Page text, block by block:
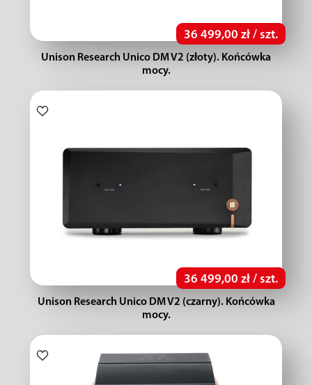
36 499,00 zł / szt.
Unison Research Unico DM V2 (złoty). Końcówka
mocy.
36 499,00 zł / szt.
Unison Research Unico DM V2 (czarny). Końcówka
mocy.